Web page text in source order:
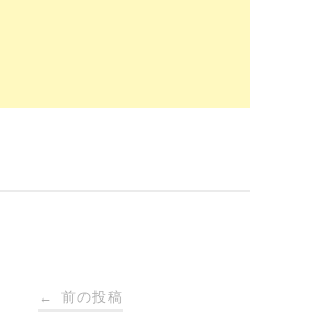
← 前の投稿